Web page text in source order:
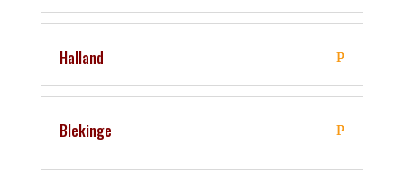
Halland
Blekinge